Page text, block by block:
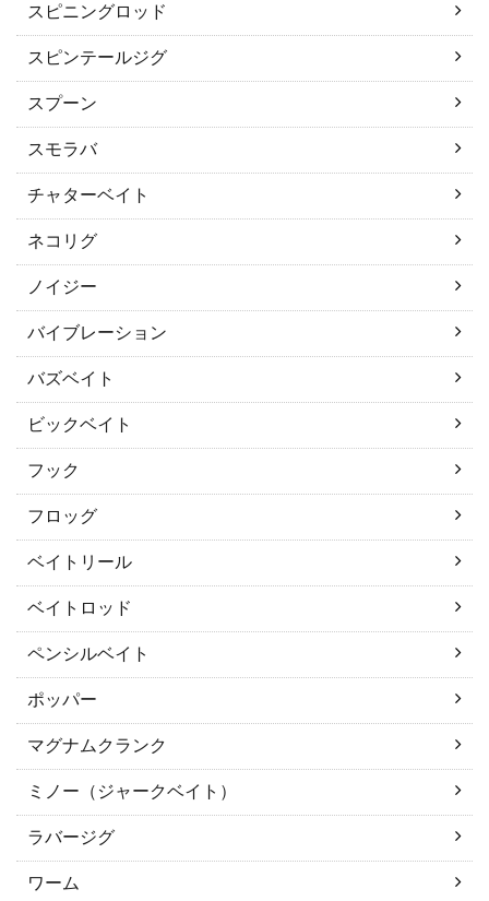
スピニングロッド
スピンテールジグ
スプーン
スモラバ
チャターベイト
ネコリグ
ノイジー
バイブレーション
バズベイト
ビックベイト
フック
フロッグ
ベイトリール
ベイトロッド
ペンシルベイト
ポッパー
マグナムクランク
ミノー（ジャークベイト）
ラバージグ
ワーム